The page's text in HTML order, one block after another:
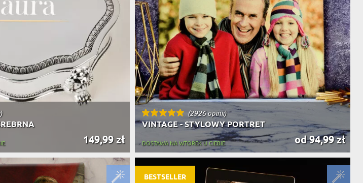
149,99 zł
(2926 opinii)
VINTAGE - STYLOWY PORTRET
od 94,99 zł
DOSTAWA NA WTOREK U CIEBIE
BESTSELLER